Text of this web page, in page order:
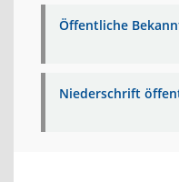
Öffentliche
Niederschrift